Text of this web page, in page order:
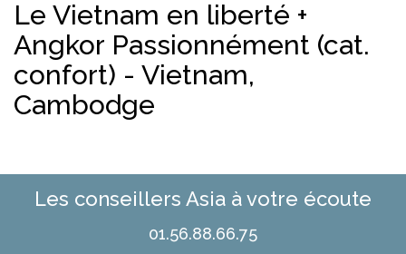
Le Vietnam en liberté +
Angkor Passionnément (cat.
confort) - Vietnam,
Cambodge
Les conseillers Asia à votre écoute
01.56.88.66.75